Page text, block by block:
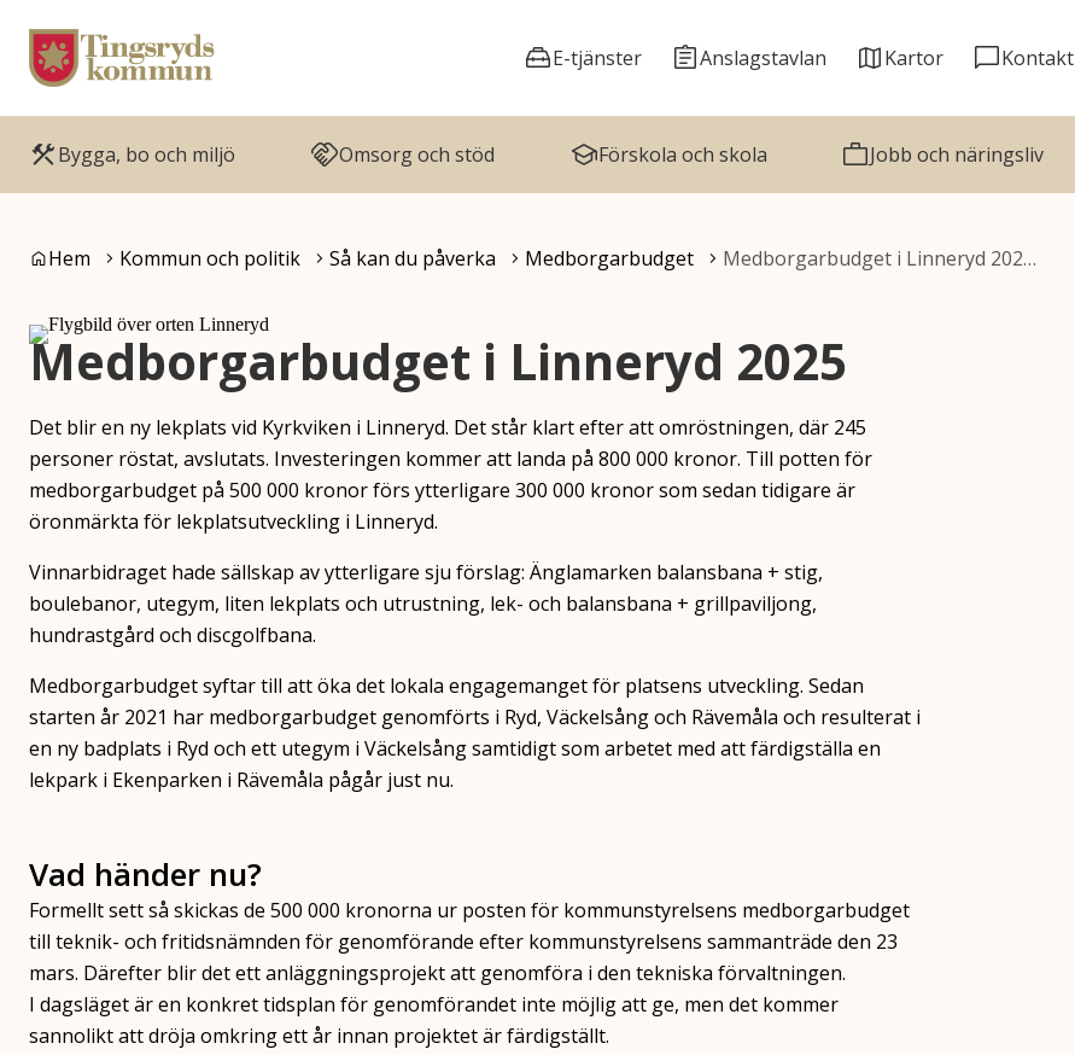
Gå till innehåll
Gå till huvudmeny
E-tjänster Anslagstavlan Kartor Kontakt
Bygga, bo och miljö Omsorg och stöd Förskola och skola Jobb och näringsliv
Du är här:
Hem Kommun och politik Så kan du påverka Medborgarbudget Medborgarbudget i Linneryd 202…
Medborgarbudget i Linneryd 2025
Det blir en ny lekplats vid Kyrkviken i Linneryd. Det står klart efter att omröstningen, där 245
personer röstat, avslutats. Investeringen kommer att landa på 800 000 kronor. Till potten för
medborgarbudget på 500 000 kronor förs ytterligare 300 000 kronor som sedan tidigare är
öronmärkta för lekplatsutveckling i Linneryd.
Vinnarbidraget hade sällskap av ytterligare sju förslag: Änglamarken balansbana + stig,
boulebanor, utegym, liten lekplats och utrustning, lek- och balansbana + grillpaviljong,
hundrastgård och discgolfbana.
Medborgarbudget syftar till att öka det lokala engagemanget för platsens utveckling. Sedan
starten år 2021 har medborgarbudget genomförts i Ryd, Väckelsång och Rävemåla och resulterat i
en ny badplats i Ryd och ett utegym i Väckelsång samtidigt som arbetet med att färdigställa en
lekpark i Ekenparken i Rävemåla pågår just nu.
Vad händer nu?
Formellt sett så skickas de 500 000 kronorna ur posten för kommunstyrelsens medborgarbudget
till teknik- och fritidsnämnden för genomförande efter kommunstyrelsens sammanträde den 23
mars. Därefter blir det ett anläggningsprojekt att genomföra i den tekniska förvaltningen.
I dagsläget är en konkret tidsplan för genomförandet inte möjlig att ge, men det kommer
sannolikt att dröja omkring ett år innan projektet är färdigställt.